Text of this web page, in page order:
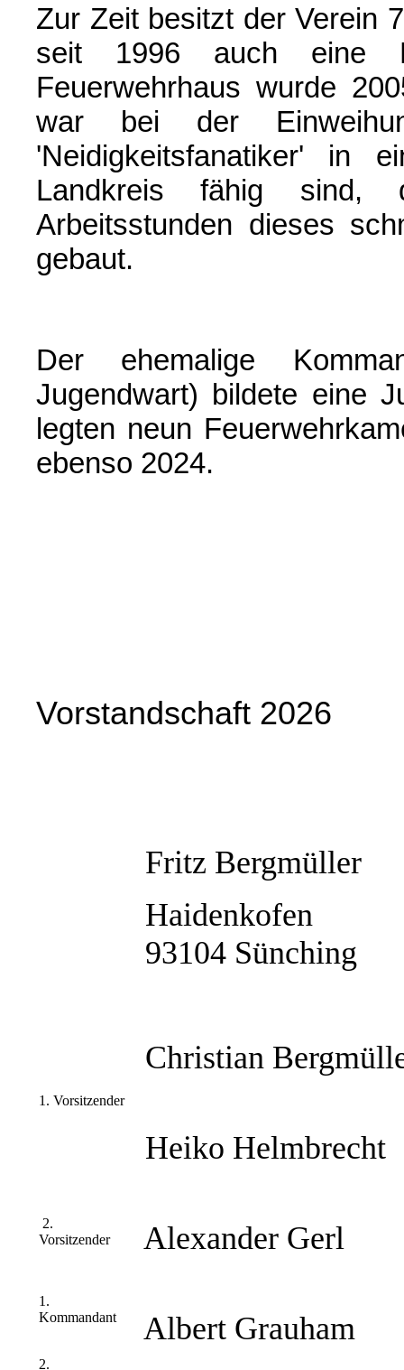
Zur Zeit besitzt der Verein
seit 1996 auch eine
Feuerwehrhaus wurde
war bei der
'Neidigkeitsfanatiker' in
Landkreis fähig
Arbeitsstunden dieses
gebaut.
Der ehemalige
Jugendwart) bildete eine
legten neun
ebenso 2024.
Vorstandschaft 2026
1. Vorsitzender
2.
Vorsitzender
1.
Kommandant
2.
Fritz Bergmüller
Haidenkofen
93104 Sünching
Christian
Heiko Helmbrecht
Alexander Gerl
Albert Grauham